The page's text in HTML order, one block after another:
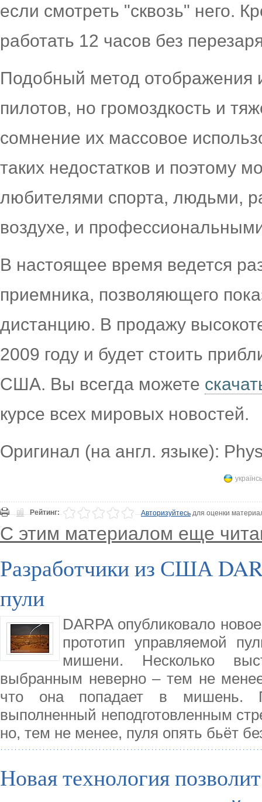
если смотреть "сквозь" него.
работать 12 часов без
Подобный метод отображения
пилотов, но громоздкость и
сомнение их массовое
таких недостатков и поэтому
любителями спорта, людьми,
воздухе, и
В настоящее время ведется
приемника, позволяющего
дистанцию. В продажу
2009 году и будет стоить
США. Вы всегда можете
курсе всех мировых новостей.
Оригинал (на англ. языке):
Рейтинг: Авторизуйтесьдля оценки
С этим материалом еще
Разработчики из США
пули
DARPA опубликовало
прототип управляемой
мишени. Несколько
выбранным неверно – тем не
что она попадает в мишень.
выполненный неподготовленным
но, тем не менее, пуля опять бьёт
Новая технология